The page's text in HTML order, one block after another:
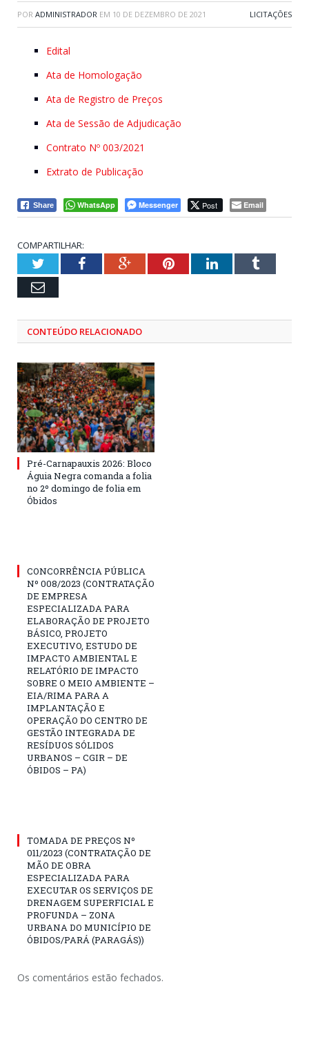
POR ADMINISTRADOR EM 10 DE DEZEMBRO DE 2021 LICITAÇÕES
Edital
Ata de Homologação
Ata de Registro de Preços
Ata de Sessão de Adjudicação
Contrato Nº 003/2021
Extrato de Publicação
Share WhatsApp Messenger Post Email
COMPARTILHAR:
TwitterFacebookGoogle+PinterestLinkedInTumblr
Email
CONTEÚDO RELACIONADO
Pré-Carnapauxis 2026: Bloco
Águia Negra comanda a folia
no 2º domingo de folia em
Óbidos
CONCORRÊNCIA PÚBLICA
Nº 008/2023 (CONTRATAÇÃO
DE EMPRESA
ESPECIALIZADA PARA
ELABORAÇÃO DE PROJETO
BÁSICO, PROJETO
EXECUTIVO, ESTUDO DE
IMPACTO AMBIENTAL E
RELATÓRIO DE IMPACTO
SOBRE O MEIO AMBIENTE –
EIA/RIMA PARA A
IMPLANTAÇÃO E
OPERAÇÃO DO CENTRO DE
GESTÃO INTEGRADA DE
RESÍDUOS SÓLIDOS
URBANOS – CGIR – DE
ÓBIDOS – PA)
TOMADA DE PREÇOS Nº
011/2023 (CONTRATAÇÃO DE
MÃO DE OBRA
ESPECIALIZADA PARA
EXECUTAR OS SERVIÇOS DE
DRENAGEM SUPERFICIAL E
PROFUNDA – ZONA
URBANA DO MUNICÍPIO DE
ÓBIDOS/PARÁ (PARAGÁS))
Os comentários estão fechados.